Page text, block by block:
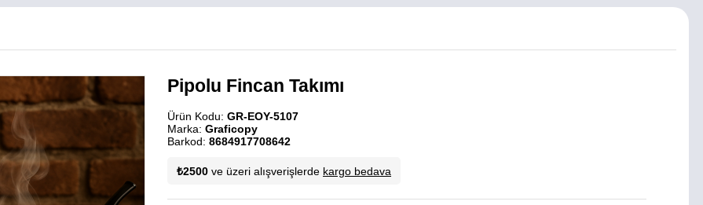
Pipolu Fincan Takımı
Ürün Kodu: GR-EOY-5107
Marka: Graficopy
Barkod: 8684917708642
₺2500 ve üzeri alışverişlerde kargo bedava